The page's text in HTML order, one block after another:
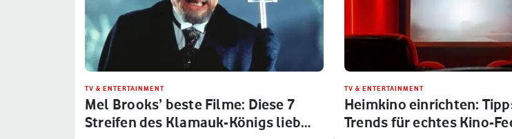
TV & ENTERTAINMENT
Mel Brooks’ beste Filme: Diese 7
Streifen des Klamauk-Königs lieb…
TV & ENTERTAINMENT
Heimkino einrichten:
Trends für echtes Kino-